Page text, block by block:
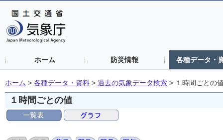
ホーム 防災情報 各種データ・
ホーム > 各種データ・資料 > 過去の気象データ検索 > １時間ごとの
１時間ごとの値